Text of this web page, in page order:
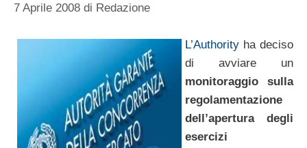
7 Aprile 2008 di Redazione
L’Authority ha deciso
di avviare un
monitoraggio sulla
regolamentazione
dell’apertura degli
esercizi